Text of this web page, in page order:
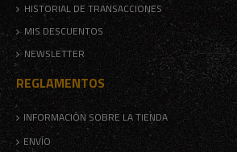
HISTORIAL DE TRANSACCIONES
MIS DESCUENTOS
NEWSLETTER
REGLAMENTOS
INFORMACIÓN SOBRE LA TIENDA
ENVÍO